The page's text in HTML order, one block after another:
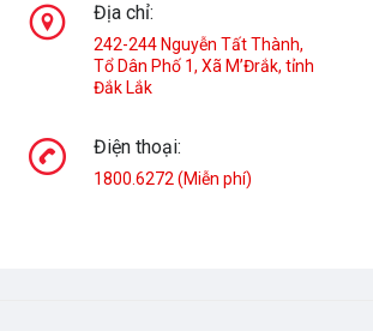
Địa chỉ:
242-244 Nguyễn Tất Thành,
Tổ Dân Phố 1, Xã M’Đrắk, tỉnh
Đắk Lắk
Điện thoại:
1800.6272 (Miễn phí)